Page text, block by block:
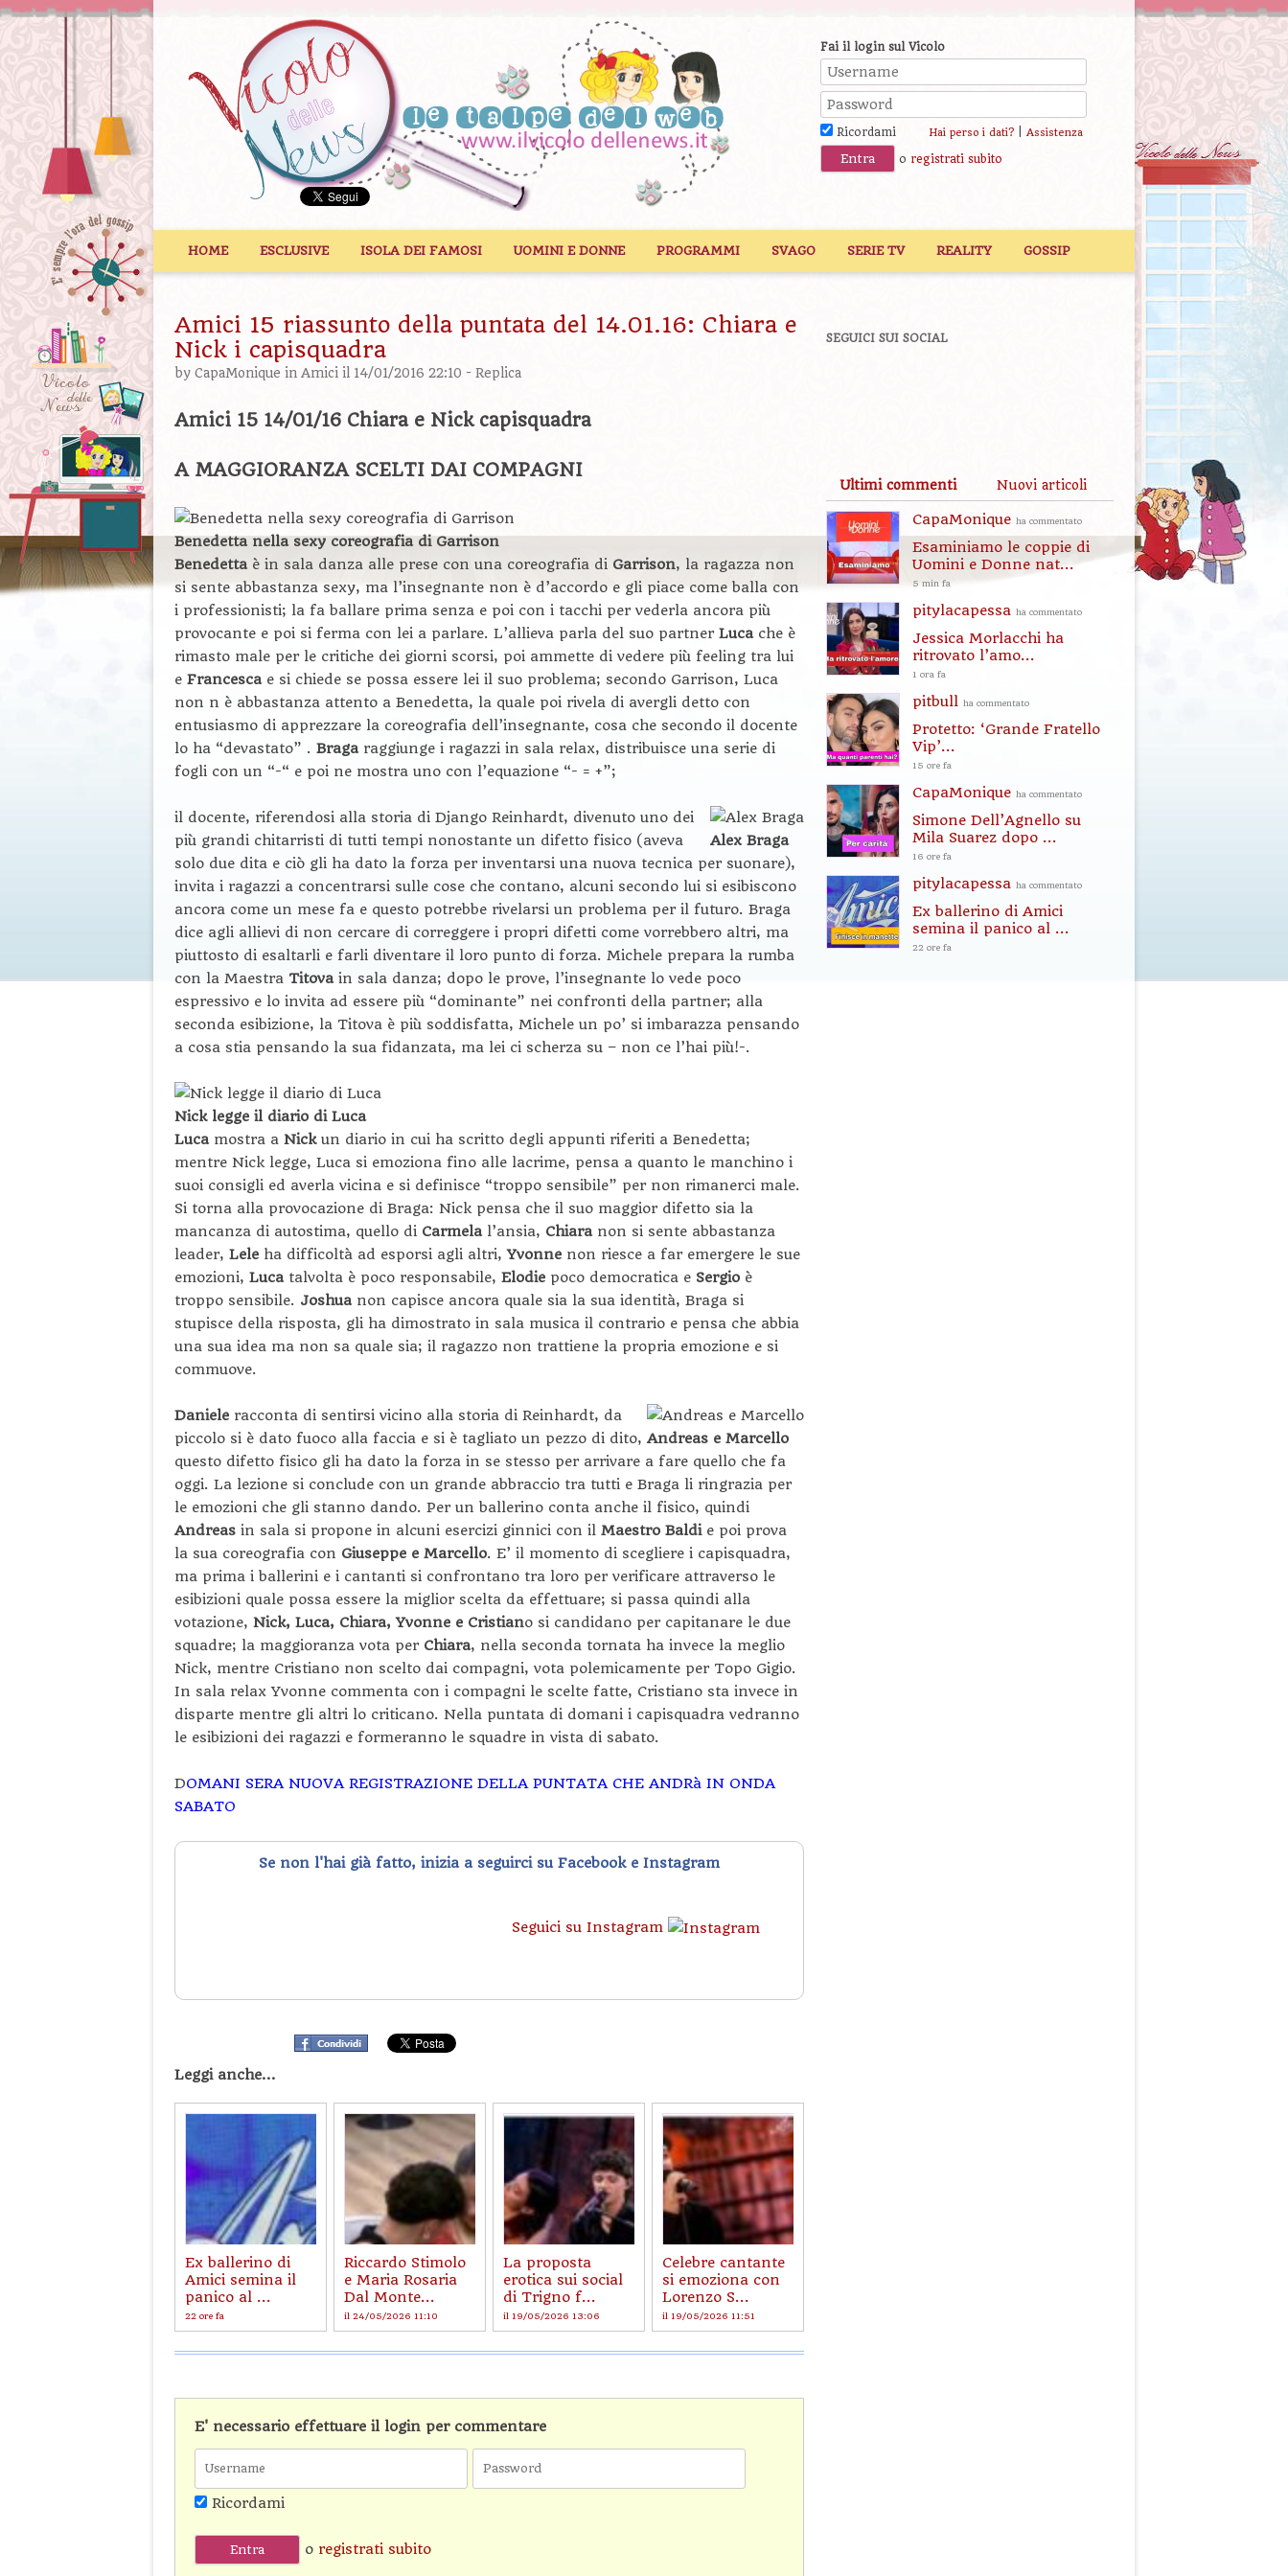
Fai il login sul Vicolo
Ricordami Hai perso i dati?| Assistenza
o registrati subito
HOME ESCLUSIVE ISOLA DEI FAMOSI UOMINI E DONNE PROGRAMMI SVAGO SERIE TV REALITY GOSSIP
Amici 15 riassunto della puntata del 14.01.16: Chiara e
Nick i capisquadra
by CapaMonique in Amici il 14/01/2016 22:10 - Replica
Amici 15 14/01/16 Chiara e Nick capisquadra
A MAGGIORANZA SCELTI DAI COMPAGNI
Benedetta nella sexy coreografia di Garrison
Benedetta è in sala danza alle prese con una coreografia di Garrison, la ragazza non
si sente abbastanza sexy, ma l’insegnante non è d’accordo e gli piace come balla con
i professionisti; la fa ballare prima senza e poi con i tacchi per vederla ancora più
provocante e poi si ferma con lei a parlare. L’allieva parla del suo partner Lucache è
rimasto male per le critiche dei giorni scorsi, poi ammette di vedere più feeling tra lui
e Francescae si chiede se possa essere lei il suo problema; secondo Garrison, Luca
non n è abbastanza attento a Benedetta, la quale poi rivela di avergli detto con
entusiasmo di apprezzare la coreografia dell’insegnante, cosa che secondo il docente
lo ha “devastato” . Braga raggiunge i ragazzi in sala relax, distribuisce una serie di
fogli con un “-“ e poi ne mostra uno con l’equazione “- = +”;
Alex Braga
il docente, riferendosi alla storia di Django Reinhardt, divenuto uno dei
più grandi chitarristi di tutti tempi nonostante un difetto fisico (aveva
solo due dita e ciò gli ha dato la forza per inventarsi una nuova tecnica per suonare),
invita i ragazzi a concentrarsi sulle cose che contano, alcuni secondo lui si esibiscono
ancora come un mese fa e questo potrebbe rivelarsi un problema per il futuro. Braga
dice agli allievi di non cercare di correggere i propri difetti come vorrebbero altri, ma
piuttosto di esaltarli e farli diventare il loro punto di forza. Michele prepara la rumba
con la Maestra Titovain sala danza; dopo le prove, l’insegnante lo vede poco
espressivo e lo invita ad essere più “dominante” nei confronti della partner; alla
seconda esibizione, la Titova è più soddisfatta, Michele un po’ si imbarazza pensando
a cosa stia pensando la sua fidanzata, ma lei ci scherza su – non ce l’hai più!-.
Nick legge il diario di Luca
Lucamostra a Nick un diario in cui ha scritto degli appunti riferiti a Benedetta;
mentre Nick legge, Luca si emoziona fino alle lacrime, pensa a quanto le manchino i
suoi consigli ed averla vicina e si definisce “troppo sensibile” per non rimanerci male.
Si torna alla provocazione di Braga: Nick pensa che il suo maggior difetto sia la
mancanza di autostima, quello di Carmela l’ansia, Chiara non si sente abbastanza
leader, Lele ha difficoltà ad esporsi agli altri,Yvonne non riesce a far emergere le sue
emozioni, Luca talvolta è poco responsabile, Elodie poco democratica e Sergio è
troppo sensibile. Joshua non capisce ancora quale sia la sua identità, Braga si
stupisce della risposta, gli ha dimostrato in sala musica il contrario e pensa che abbia
una sua idea ma non sa quale sia; il ragazzo non trattiene la propria emozione e si
commuove.
Andreas e Marcello
Daniele racconta di sentirsi vicino alla storia di Reinhardt, da
piccolo si è dato fuoco alla faccia e si è tagliato un pezzo di dito,
questo difetto fisico gli ha dato la forza in se stesso per arrivare a fare quello che fa
oggi. La lezione si conclude con un grande abbraccio tra tutti e Braga li ringrazia per
le emozioni che gli stanno dando. Per un ballerino conta anche il fisico, quindi
Andreas in sala si propone in alcuni esercizi ginnici con il Maestro Baldie poi prova
la sua coreografia con Giuseppe e Marcello. E’ il momento di scegliere i capisquadra,
ma prima i ballerini e i cantanti si confrontano tra loro per verificare attraverso le
esibizioni quale possa essere la miglior scelta da effettuare; si passa quindi alla
votazione, Nick, Luca, Chiara, Yvonne e Cristiano si candidano per capitanare le due
squadre; la maggioranza vota per Chiara, nella seconda tornata ha invece la meglio
Nick, mentre Cristiano non scelto dai compagni, vota polemicamente per Topo Gigio.
In sala relax Yvonne commenta con i compagni le scelte fatte, Cristiano sta invece in
disparte mentre gli altri lo criticano. Nella puntata di domani i capisquadra vedranno
le esibizioni dei ragazzi e formeranno le squadre in vista di sabato.
DOMANI SERA NUOVA REGISTRAZIONE DELLA PUNTATA CHE ANDRà IN ONDA
SABATO
Se non l'hai già fatto, inizia a seguirci su Facebook e Instagram
Seguici su Instagram
Leggi anche...
Ex ballerino di
Amici semina il
panico al ...
22 ore fa
Riccardo Stimolo
e Maria Rosaria
Dal Monte...
il 24/05/2026 11:10
La proposta
erotica sui social
di Trigno f...
il 19/05/2026 13:06
Celebre cantante
si emoziona con
Lorenzo S...
il 19/05/2026 11:51
E' necessario effettuare il login per commentare
Ricordami
o registrati subito
SEGUICI SUI SOCIAL
Ultimi commenti Nuovi articoli
CapaMonique ha commentato
Esaminiamo le coppie di
Uomini e Donne nat...
5 min fa
pitylacapessa ha commentato
Jessica Morlacchi ha
ritrovato l’amo...
1 ora fa
pitbull ha commentato
Protetto: ‘Grande Fratello
Vip’...
15 ore fa
CapaMonique ha commentato
Simone Dell’Agnello su
Mila Suarez dopo ...
16 ore fa
pitylacapessa ha commentato
Ex ballerino di Amici
semina il panico al ...
22 ore fa